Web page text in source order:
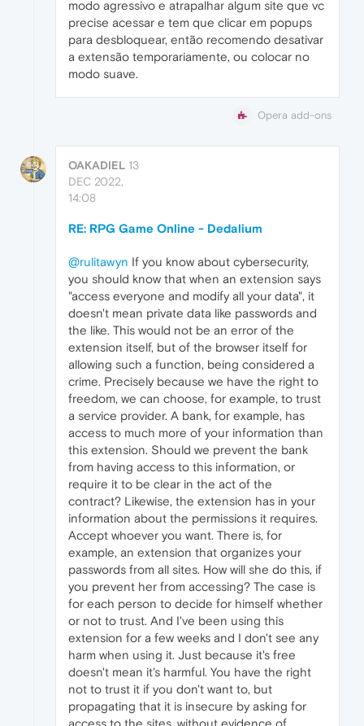
modo agressivo e atrapalhar algum site que vc
precise acessar e tem que clicar em popups
para desbloquear, então recomendo desativar
a extensão temporariamente, ou colocar no
modo suave.
Opera add-ons
OAKADIEL 13
DEC 2022,
14:08
RE: RPG Game Online - Dedalium
@rulitawyn If you know about cybersecurity,
you should know that when an extension says
"access everyone and modify all your data", it
doesn't mean private data like passwords and
the like. This would not be an error of the
extension itself, but of the browser itself for
allowing such a function, being considered a
crime. Precisely because we have the right to
freedom, we can choose, for example, to trust
a service provider. A bank, for example, has
access to much more of your information than
this extension. Should we prevent the bank
from having access to this information, or
require it to be clear in the act of the
contract? Likewise, the extension has in your
information about the permissions it requires.
Accept whoever you want. There is, for
example, an extension that organizes your
passwords from all sites. How will she do this, if
you prevent her from accessing? The case is
for each person to decide for himself whether
or not to trust. And I've been using this
extension for a few weeks and I don't see any
harm when using it. Just because it's free
doesn't mean it's harmful. You have the right
not to trust it if you don't want to, but
propagating that it is insecure by asking for